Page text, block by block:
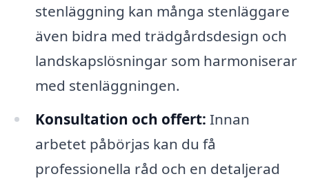
stenläggning kan många stenläggare
även bidra med trädgårdsdesign och
landskapslösningar som harmoniserar
med stenläggningen.
Konsultation och offert: Innan
arbetet påbörjas kan du få
professionella råd och en detaljerad